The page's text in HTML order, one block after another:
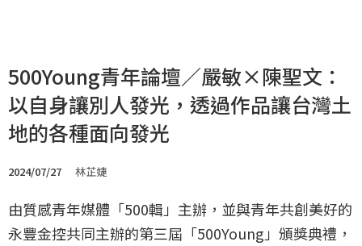
500Young青年論壇／嚴敏×陳聖文：
以自身讓別人發光，透過作品讓台灣土
地的各種面向發光
2024/07/27 林芷婕
由質感青年媒體「500輯」主辦，並與青年共創美好的
永豐金控共同主辦的第三屆「500Young」頒獎典禮，